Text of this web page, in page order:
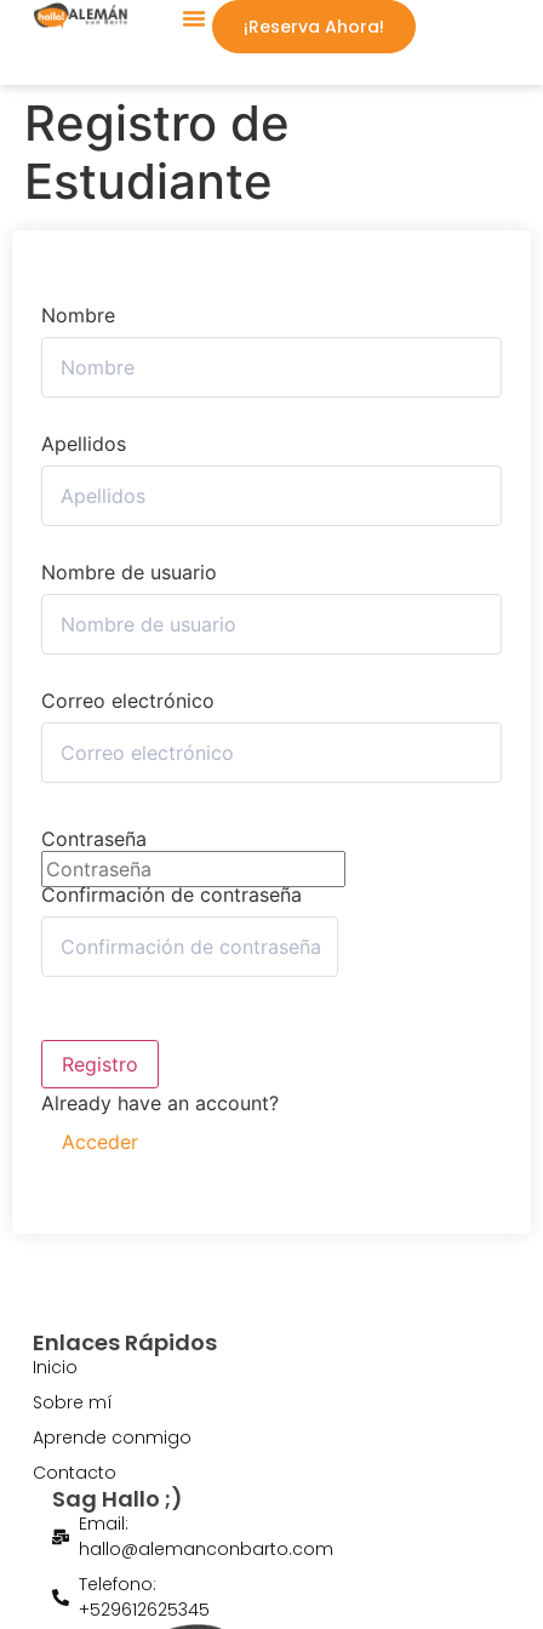
¡Reserva Ahora!
Registro de
Estudiante
Nombre
Apellidos
Nombre de usuario
Correo electrónico
Contraseña
Confirmación de contraseña
Registro
Already have an account?
Acceder
Enlaces Rápidos
Inicio
Sobre mí
Aprende conmigo
Contacto
Sag Hallo ;)
Email:
hallo@alemanconbarto.com
Telefono:
+529612625345